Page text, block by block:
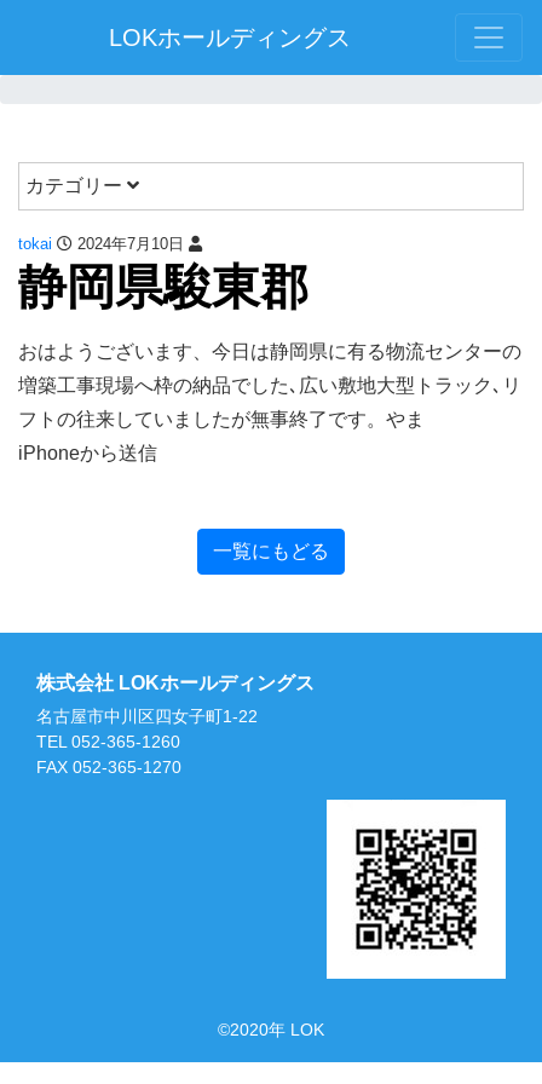
LOKホールディングス
カテゴリー
tokai 2024年7月10日
静岡県駿東郡
おはようございます、今日は静岡県に有る物流センターの
増築工事現場へ枠の納品でした､広い敷地大型トラック､リ
フトの往来していましたが無事終了です。やま
iPhoneから送信
一覧にもどる
株式会社 LOKホールディングス
名古屋市中川区四女子町1-22
TEL 052-365-1260
FAX 052-365-1270
©2020年 LOK